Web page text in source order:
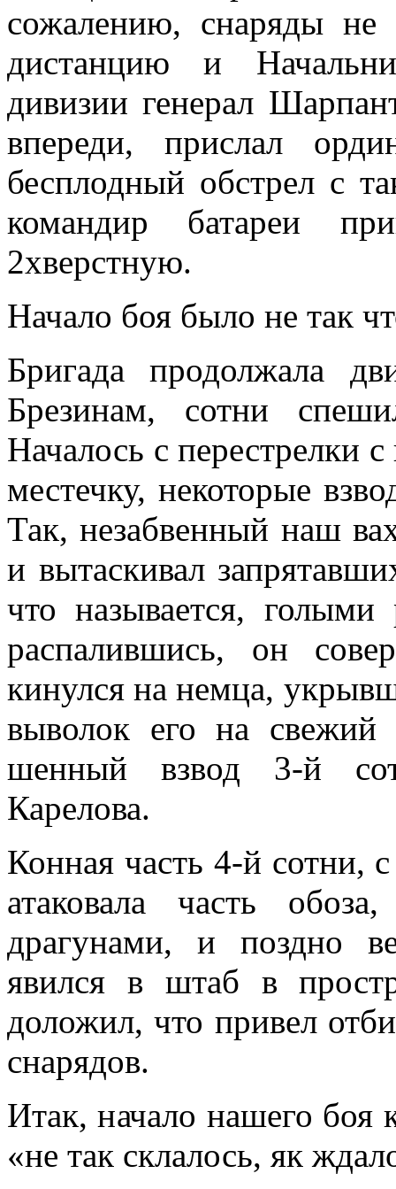
сожале­нию, снаряды не
дистанцию и
дивизии генерал
впереди, прислал
бесплодный обстрел с
командир бата­реи
2хверстную.
Начало боя было не так
Бригада продолжала
Брезинам, сотни
Началось с перестрелки
местечку, некоторые
Так, незаб­венный наш
и вытаскивал
что называется,
распалившись, он
кинулся на немца,
выво­лок его на
шенный взвод 3-й
Карелова.
Конная часть 4-й сотни,
атаковала часть
драгунами, и поздно
явился в штаб в
доложил, что привел
снарядов.
Итак, начало нашего боя
«не так склалось, як